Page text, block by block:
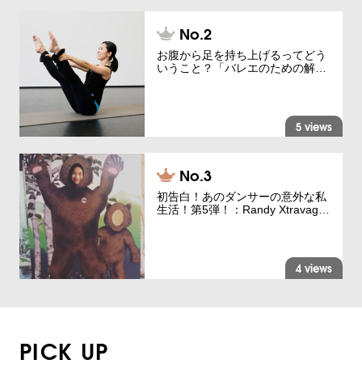
お腹から足を持ち上げるってどう
いうこと？「バレエのための解…
5 views
初告白！あのダンサーの意外な私
生活！第5弾！：Randy Xtravag…
4 views
PICK UP